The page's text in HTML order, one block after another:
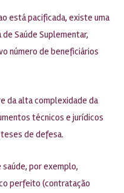
está pacificada, existe uma
Saúde Suplementar,
número de beneficiários
da alta complexidade da
técnicos e jurídicos
de defesa.
por exemplo,
perfeito (contratação